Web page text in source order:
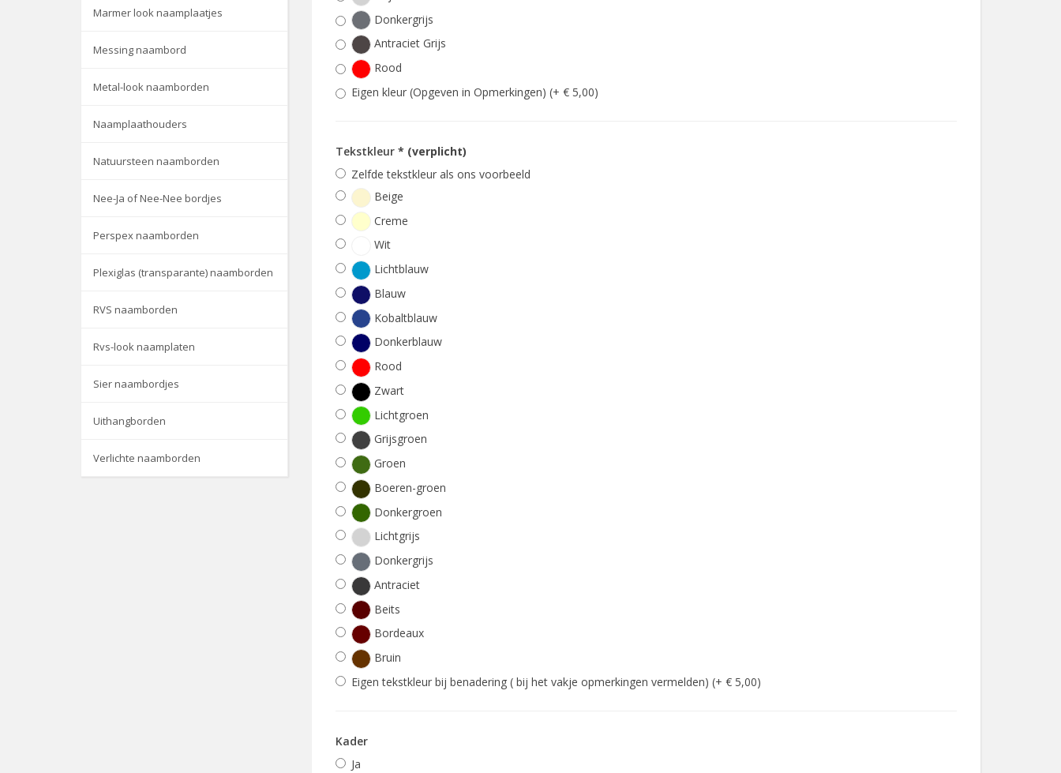
Marmer look naamplaatjes
Messing naambord
Metal-look naamborden
Naamplaathouders
Natuursteen naamborden
Nee-Ja of Nee-Nee bordjes
Perspex naamborden
Plexiglas (transparante) naamborden
RVS naamborden
Rvs-look naamplaten
Sier naambordjes
Uithangborden
Verlichte naamborden
Donkergrijs
Antraciet Grijs
Rood
Eigen kleur (Opgeven in Opmerkingen) (+ € 5,00)
Tekstkleur * (verplicht)
Zelfde tekstkleur als ons voorbeeld
Beige
Creme
Wit
Lichtblauw
Blauw
Kobaltblauw
Donkerblauw
Rood
Zwart
Lichtgroen
Grijsgroen
Groen
Boeren-groen
Donkergroen
Lichtgrijs
Donkergrijs
Antraciet
Beits
Bordeaux
Bruin
Eigen tekstkleur bij benadering ( bij het vakje opmerkingen vermelden) (+ € 5,00)
Kader
Ja